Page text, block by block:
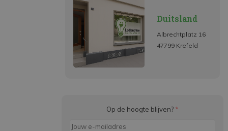
Duitsland
Albrechtplatz 16
47799 Krefeld
Op de hoogte blijven? *